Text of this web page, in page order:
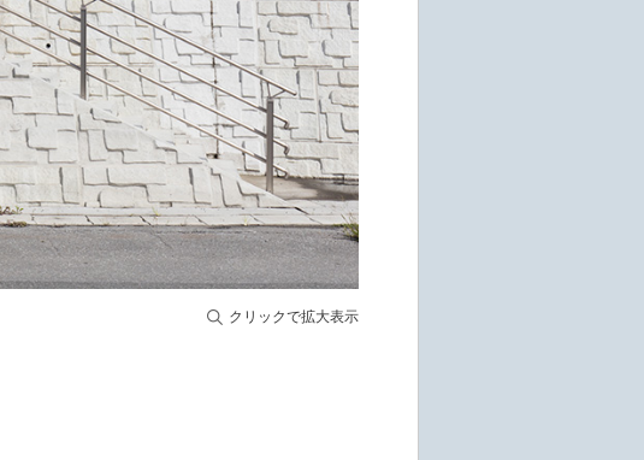
クリックで拡大表示